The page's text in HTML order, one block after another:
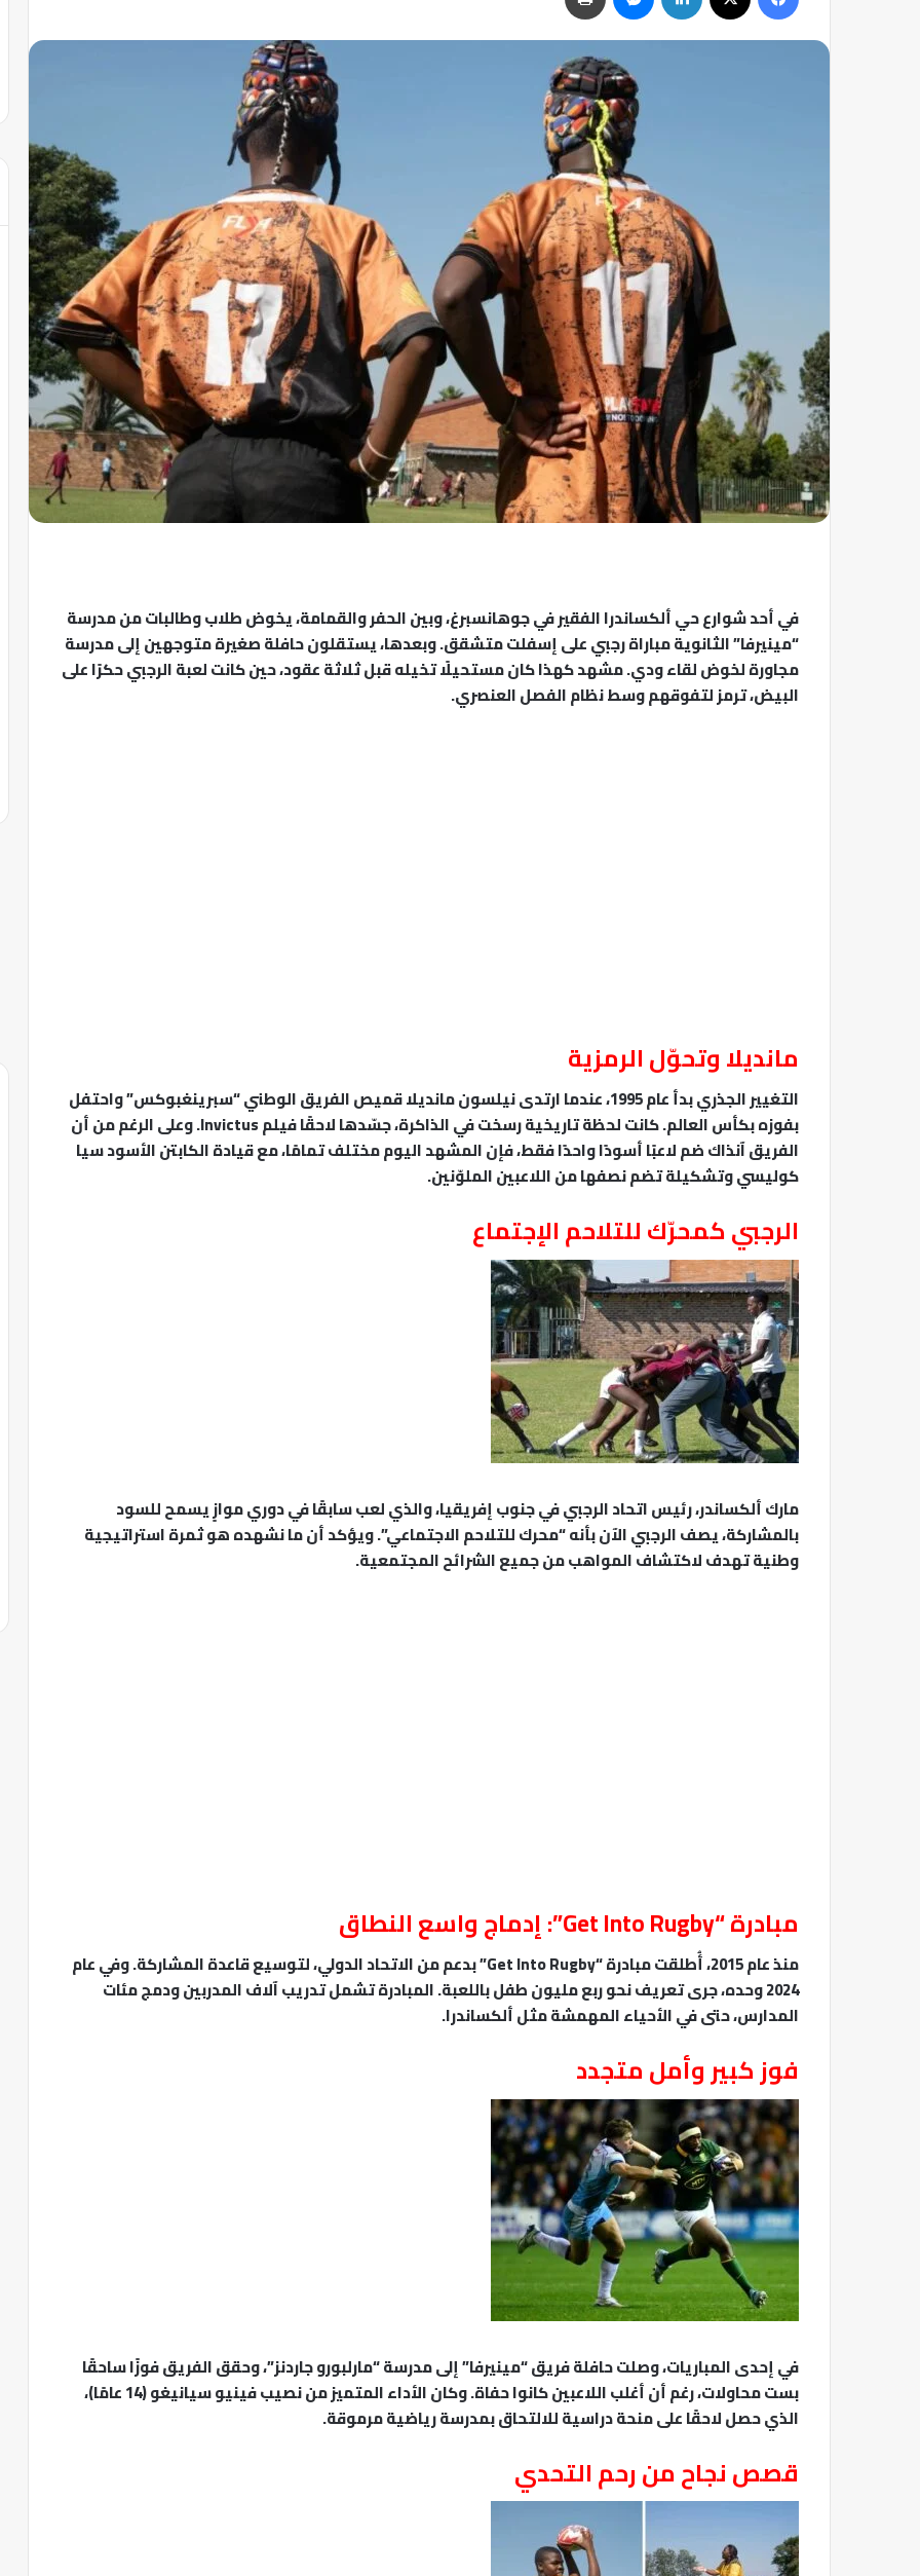
في أحد شوارع حي ألكساندرا الفقير في جوهانسبرغ، وبين الحفر والقمامة، يخوض طلاب وطالبات من مدرسة
“مينيرفا” الثانوية مباراة رجبي على إسفلت متشقق. وبعدها، يستقلون حافلة صغيرة متوجهين إلى مدرسة
مجاورة لخوض لقاء ودي. مشهد كهذا كان مستحيلًا تخيله قبل ثلاثة عقود، حين كانت لعبة الرجبي حكرًا على
البيض، ترمز لتفوقهم وسط نظام الفصل العنصري.
مانديلا وتحوّل الرمزية
التغيير الجذري بدأ عام 1995، عندما ارتدى نيلسون مانديلا قميص الفريق الوطني “سبرينغبوكس” واحتفل
بفوزه بكأس العالم. كانت لحظة تاريخية رسخت في الذاكرة، جسّدها لاحقًا فيلم Invictus. وعلى الرغم من أن
الفريق آنذاك ضم لاعبًا أسودًا واحدًا فقط، فإن المشهد اليوم مختلف تمامًا، مع قيادة الكابتن الأسود سيا
كوليسي وتشكيلة تضم نصفها من اللاعبين الملوّنين.
الرجبي كمحرّك للتلاحم الإجتماع
مارك ألكساندر، رئيس اتحاد الرجبي في جنوب إفريقيا، والذي لعب سابقًا في دوري موازٍ يسمح للسود
بالمشاركة، يصف الرجبي الآن بأنه “محرك للتلاحم الاجتماعي”. ويؤكد أن ما نشهده هو ثمرة استراتيجية
وطنية تهدف لاكتشاف المواهب من جميع الشرائح المجتمعية.
مبادرة “Get Into Rugby”: إدماج واسع النطاق
منذ عام 2015، أُطلقت مبادرة “Get Into Rugby” بدعم من الاتحاد الدولي، لتوسيع قاعدة المشاركة. وفي عام
2024 وحده، جرى تعريف نحو ربع مليون طفل باللعبة. المبادرة تشمل تدريب آلاف المدربين ودمج مئات
المدارس، حتى في الأحياء المهمشة مثل ألكساندرا.
فوز كبير وأمل متجدد
في إحدى المباريات، وصلت حافلة فريق “مينيرفا” إلى مدرسة “مارلبورو جاردنز”، وحقق الفريق فوزًا ساحقًا
بست محاولات، رغم أن أغلب اللاعبين كانوا حفاة. وكان الأداء المتميز من نصيب فينيو سيانيغو (14 عامًا)،
الذي حصل لاحقًا على منحة دراسية للالتحاق بمدرسة رياضية مرموقة.
قصص نجاح من رحم التحدي